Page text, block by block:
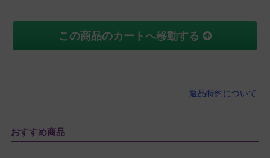
この商品のカートへ移動する
返品特約について
おすすめ商品